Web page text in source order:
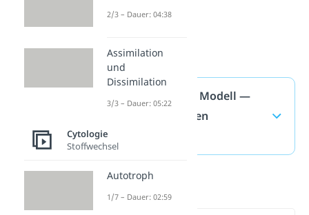
Flüssig Mosaik Modell —
häufigste Fragen
Temperatur
2/3 – Dauer: 04:38
Assimilation
und
Dissimilation
3/3 – Dauer: 05:22
Cytologie
Stoffwechsel
Autotroph
1/7 – Dauer: 02:59